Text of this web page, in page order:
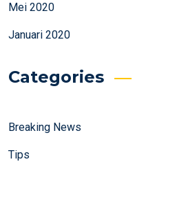
Mei 2020
Januari 2020
Categories
Breaking News
Tips